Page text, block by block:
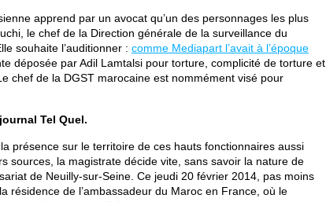
apprend par un avocat qu’un des personnages les plus
le chef de la Direction générale de la surveillance du
souhaite l’auditionner : comme Mediapart l’avait à l’époque
déposée par Adil Lamtalsi pour torture, complicité de torture et
chef de la DGST marocaine est nommément visé pour
Tel Quel.
présence sur le territoire de ces hauts fonctionnaires aussi
sources, la magistrate décide vite, sans savoir la nature de
de Neuilly-sur-Seine. Ce jeudi 20 février 2014, pas moins
résidence de l’ambassadeur du Maroc en France, où le